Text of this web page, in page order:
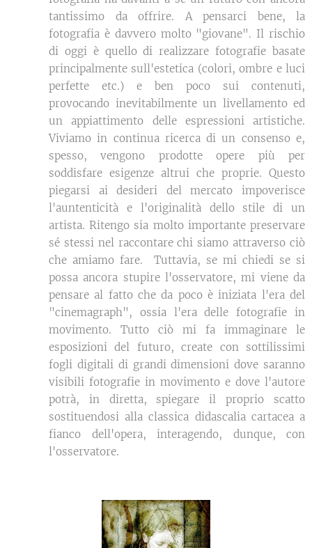
tantissimo da offrire. A pensarci bene, la
fotografia è davvero molto "giovane". Il rischio
di oggi è quello di realizzare fotografie basate
principalmente sull'estetica (colori, ombre e luci
perfette etc.) e ben poco sui contenuti,
provocando inevitabilmente un livellamento ed
un appiattimento delle espressioni artistiche.
Viviamo in continua ricerca di un consenso e,
spesso, vengono prodotte opere più per
soddisfare esigenze altrui che proprie. Questo
piegarsi ai desideri del mercato impoverisce
l'auntenticità e l'originalità dello stile di un
artista. Ritengo sia molto importante preservare
sé stessi nel raccontare chi siamo attraverso ciò
che amiamo fare. Tuttavia, se mi chiedi se si
possa ancora stupire l'osservatore, mi viene da
pensare al fatto che da poco è iniziata l'era del
"cinemagraph", ossia l'era delle fotografie in
movimento. Tutto ciò mi fa immaginare le
esposizioni del futuro, create con sottilissimi
fogli digitali di grandi dimensioni dove saranno
visibili fotografie in movimento e dove l'autore
potrà, in diretta, spiegare il proprio scatto
sostituendosi alla classica didascalia cartacea a
fianco dell'opera, interagendo, dunque, con
l'osservatore.